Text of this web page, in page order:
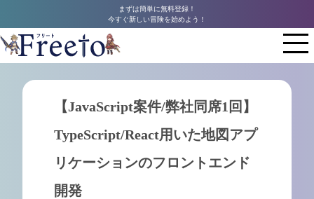
まずは簡単に無料登録！
今すぐ新しい冒険を始めよう！
【JavaScript案件/弊社同席1回】
TypeScript/React用いた地図アプ
リケーションのフロントエンド
開発